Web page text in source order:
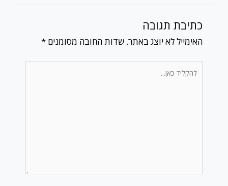
כתיבת תגובה
האימייל לא יוצג באתר. שדות החובה מסומנים *
להקליד
כאן...